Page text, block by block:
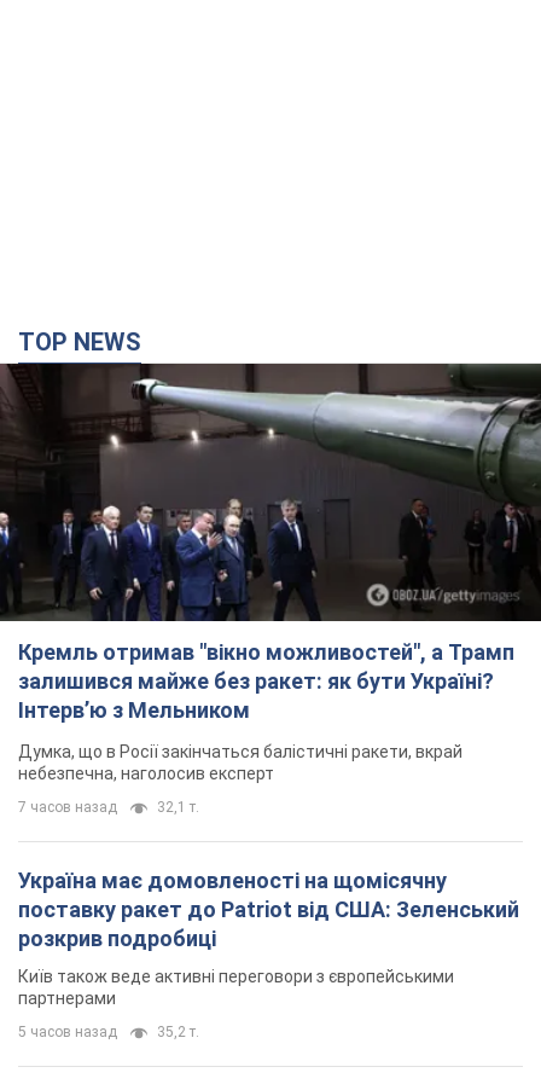
TOP NEWS
Кремль отримав "вікно можливостей", а Трамп
залишився майже без ракет: як бути Україні?
Інтерв’ю з Мельником
Думка, що в Росії закінчаться балістичні ракети, вкрай
небезпечна, наголосив експерт
7 часов назад 32,1 т.
Україна має домовленості на щомісячну
поставку ракет до Patriot від США: Зеленський
розкрив подробиці
Київ також веде активні переговори з європейськими
партнерами
5 часов назад 35,2 т.